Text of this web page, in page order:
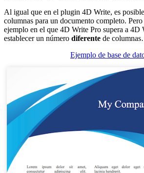
Al igual que en el plugin 4D Write, es
columnas para un documento completo.
ejemplo en el que 4D Write Pro supera a 4D
establecer un número diferente de
Ejemplo de base de